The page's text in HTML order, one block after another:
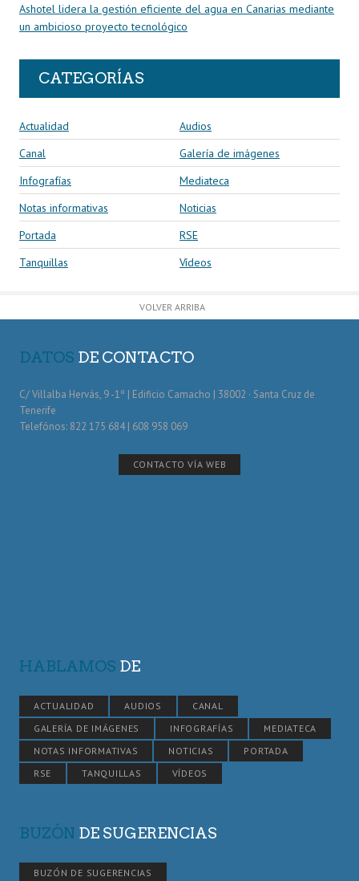
Ashotel lidera la gestión eficiente del agua en Canarias mediante
un ambicioso proyecto tecnológico
CATEGORÍAS
Actualidad
Audios
Canal
Galería de imágenes
Infografías
Mediateca
Notas informativas
Noticias
Portada
RSE
Tanquillas
Vídeos
VOLVER ARRIBA
DATOS DE CONTACTO
C/ Villalba Hervás, 9 -1º | Edificio Camacho | 38002 · Santa Cruz de
Tenerife
Telefónos: 822 175 684 | 608 958 069
CONTACTO VÍA WEB
HABLAMOS DE
ACTUALIDAD AUDIOS
CANAL
GALERÍA DE IMÁGENES
INFOGRAFÍAS
MEDIATECA
NOTAS INFORMATIVAS
NOTICIAS
PORTADA
RSE
TANQUILLAS VÍDEOS
BUZÓN DE SUGERENCIAS
BUZÓN DE SUGERENCIAS